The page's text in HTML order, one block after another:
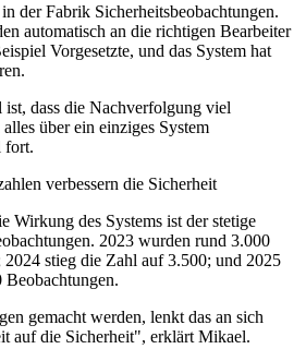
der Fabrik Sicherheitsbeobachtungen.
automatisch an die richtigen Bearbeiter
Vorgesetzte, und das System hat
ist, dass die Nachverfolgung viel
über ein einziges System
fort.
verbessern die Sicherheit
Wirkung des Systems ist der stetige
2023 wurden rund 3.000
2024 stieg die Zahl auf 3.500; und 2025
Beobachtungen.
gemacht werden, lenkt das an sich
auf die Sicherheit", erklärt Mikael.